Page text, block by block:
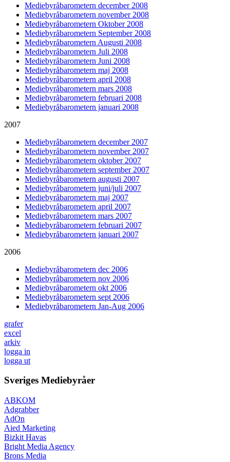
Mediebyråbarometern december 2008
Mediebyråbarometern november 2008
Mediebyråbarometern Oktober 2008
Mediebyråbarometern September 2008
Mediebyråbarometern Augusti 2008
Mediebyråbarometern Juli 2008
Mediebyråbarometern Juni 2008
Mediebyråbarometern maj 2008
Mediebyråbarometern april 2008
Mediebyråbarometern mars 2008
Mediebyråbarometern februari 2008
Mediebyråbarometern januari 2008
2007
Mediebyråbarometern december 2007
Mediebyråbarometern november 2007
Mediebyråbarometern oktober 2007
Mediebyråbarometern september 2007
Mediebyråbarometern augusti 2007
Mediebyråbarometern juni/juli 2007
Mediebyråbarometern maj 2007
Mediebyråbarometern april 2007
Mediebyråbarometern mars 2007
Mediebyråbarometern februari 2007
Mediebyråbarometern januari 2007
2006
Mediebyråbarometern dec 2006
Mediebyråbarometern nov 2006
Mediebyråbarometern okt 2006
Mediebyråbarometern sept 2006
Mediebyråbarometern Jan-Aug 2006
grafer
excel
arkiv
logga in
logga ut
Sveriges Mediebyråer
ABKOM
Adgrabber
AdOn
Aied Marketing
Bizkit Havas
Bright Media Agency
Brons Media